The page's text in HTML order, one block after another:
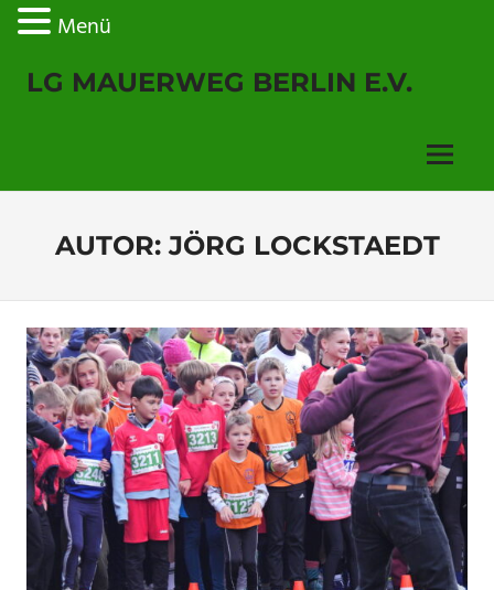
InhaltLG MAUERWEG BERLIN E.V.
Menu
AUTOR:JÖRG LOCKSTAEDT
Menü